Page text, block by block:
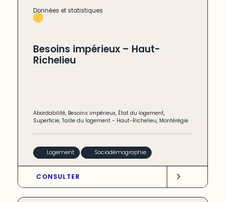
Données et statistiques
Besoins impérieux – Haut-
Richelieu
Abordabilité, Besoins impérieux, État du logement,
Superficie,Taille du logement - Haut-Richelieu, Montérégie
Logement Sociodémographie
CONSULTER